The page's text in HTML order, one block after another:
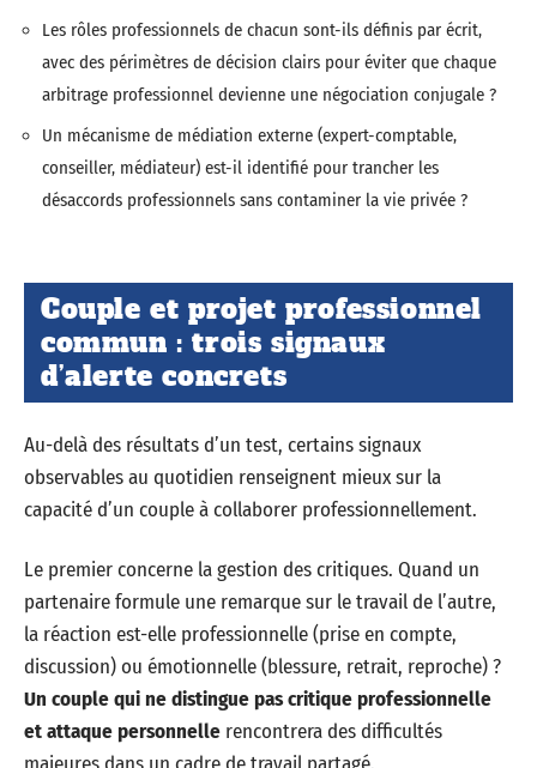
Les rôles professionnels de chacun sont-ils définis par écrit,
avec des périmètres de décision clairs pour éviter que chaque
arbitrage professionnel devienne une négociation conjugale ?
Un mécanisme de médiation externe (expert-comptable,
conseiller, médiateur) est-il identifié pour trancher les
désaccords professionnels sans contaminer la vie privée ?
Couple et projet professionnel
commun : trois signaux
d’alerte concrets
Au-delà des résultats d’un test, certains signaux
observables au quotidien renseignent mieux sur la
capacité d’un couple à collaborer professionnellement.
Le premier concerne la gestion des critiques. Quand un
partenaire formule une remarque sur le travail de l’autre,
la réaction est-elle professionnelle (prise en compte,
discussion) ou émotionnelle (blessure, retrait, reproche) ?
Un couple qui ne distingue pas critique professionnelle
et attaque personnelle rencontrera des difficultés